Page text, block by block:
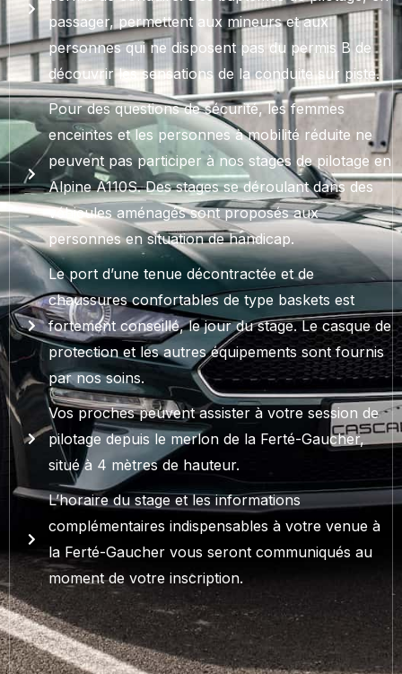
passager, permettent aux mineurs et aux
personnes qui ne disposent pas du permis B de
découvrir les sensations de la conduite sur piste.
Pour des questions de sécurité, les femmes
enceintes et les personnes à mobilité réduite ne
peuvent pas participer à nos stages de pilotage en
Alpine A110S. Des stages se déroulant dans des
véhicules aménagés sont proposés aux
personnes en situation de handicap.
Le port d’une tenue décontractée et de
chaussures confortables de type baskets est
fortement conseillé, le jour du stage. Le casque de
protection et les autres équipements sont fournis
par nos soins.
Vos proches peuvent assister à votre session de
pilotage depuis le merlon de la Ferté-Gaucher,
situé à 4 mètres de hauteur.
L’horaire du stage et les informations
complémentaires indispensables à votre venue à
la Ferté-Gaucher vous seront communiqués au
moment de votre inscription.